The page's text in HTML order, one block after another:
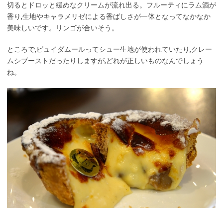
切るとドロッと緩めなクリームが流れ出る。フルーティにラム酒が
香り,生地やキャラメリゼによる香ばしさが一体となってなかなか
美味しいです。リンゴが合いそう。
ところで,ピュイダムールってシュー生地が使われていたり,クレー
ムシブーストだったりしますが,どれが正しいものなんでしょう
ね。